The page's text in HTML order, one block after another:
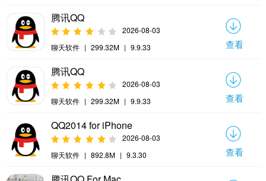
腾讯QQ
2026-08-03
聊天软件 | 299.32M | 9.9.33 查看
腾讯QQ
2026-08-03
聊天软件 | 299.32M | 9.9.33 查看
QQ2014 for iPhone
2026-08-03
聊天软件 | 892.8M | 9.3.30 查看